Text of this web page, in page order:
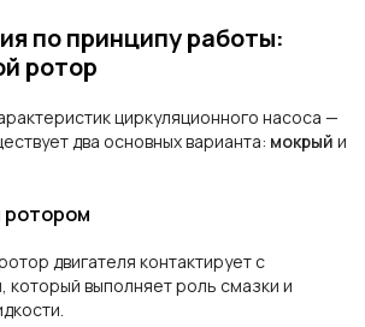
по принципу работы:
ротор
циркуляционного насоса —
два основных варианта: мокрый и
ротором
двигателя контактирует с
который выполняет роль смазки и